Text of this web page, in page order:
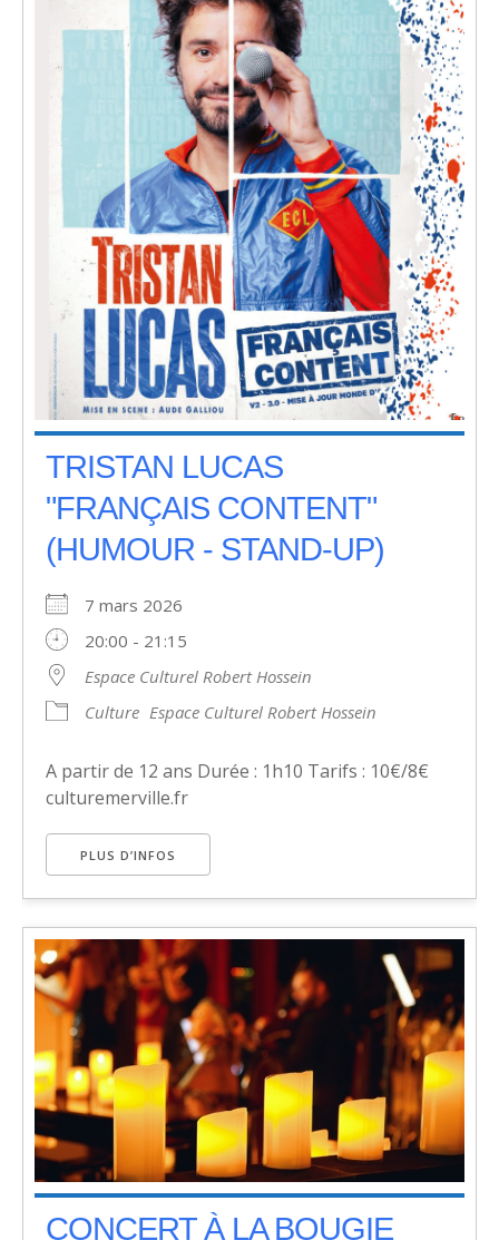
TRISTAN LUCAS
"FRANÇAIS CONTENT"
(HUMOUR - STAND-UP)
7 mars 2026
20:00 - 21:15
Espace Culturel Robert Hossein
Culture Espace Culturel Robert Hossein
A partir de 12 ans Durée : 1h10 Tarifs : 10€/8€
culturemerville.fr
PLUS D’INFOS
CONCERT À LA BOUGIE